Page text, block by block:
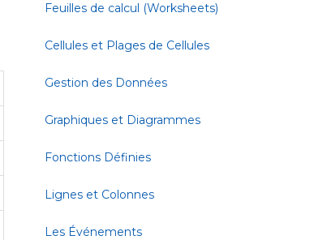
Feuilles de calcul (Worksheets)
Cellules et Plages de Cellules
Gestion des Données
Graphiques et Diagrammes
Fonctions Définies
Lignes et Colonnes
Les Événements